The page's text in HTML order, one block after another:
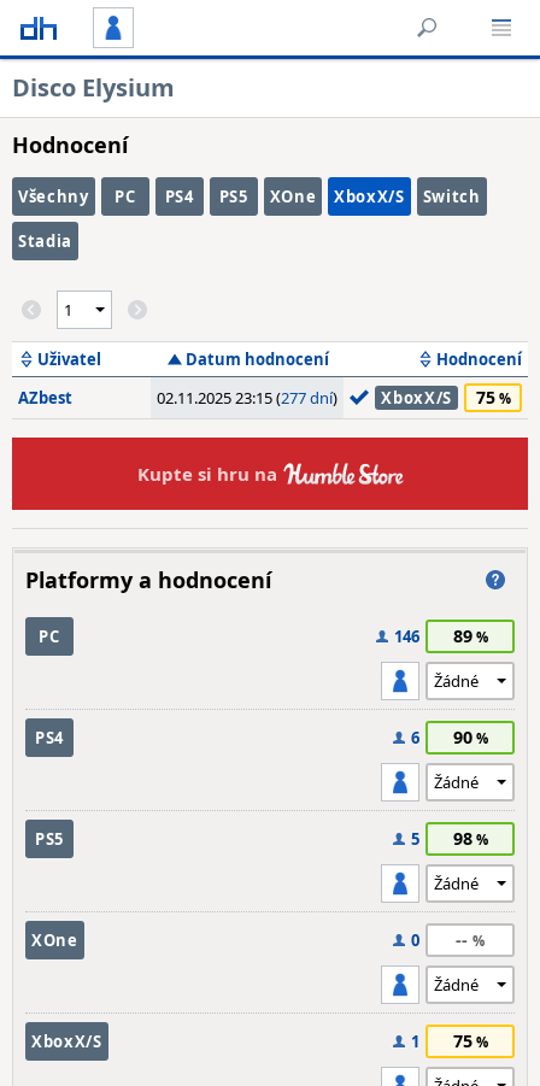
Disco Elysium
Hodnocení
Všechny PC PS4 PS5 XOne XboxX/S Switch
Stadia
Uživatel Datum hodnocení
Hodnocení
AZbest
02.11.2025 23:15 (277 dní) XboxX/S 75
Kupte si hru na
Platformy a hodnocení
PC 146 89
PS4 6 90
PS5 5 98
XOne 0 --
XboxX/S 1 75